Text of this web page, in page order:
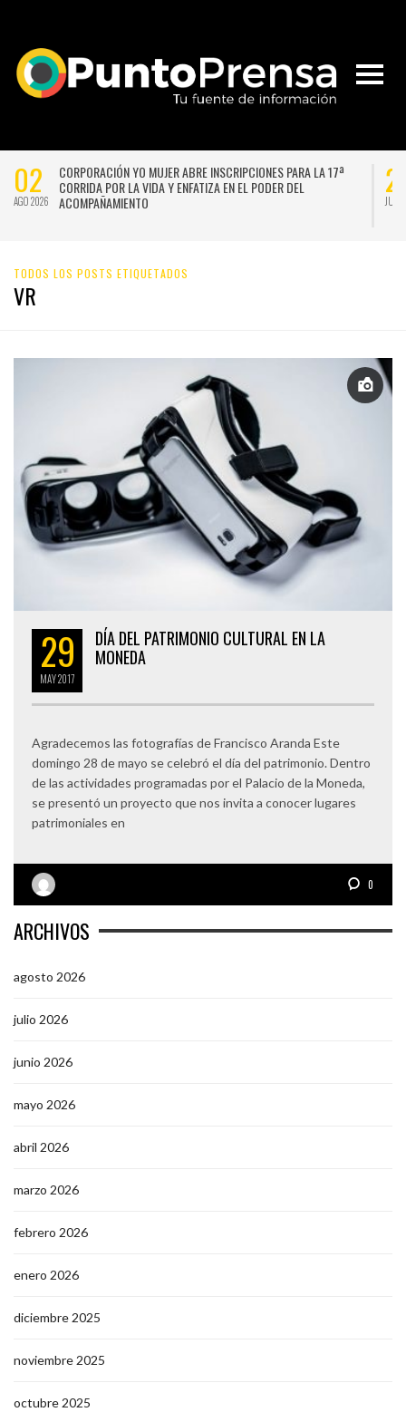
02
AGO 2026
CORPORACIÓN YO MUJER ABRE INSCRIPCIONES PARA LA 17ª
CORRIDA POR LA VIDA Y ENFATIZA EN EL PODER DEL
ACOMPAÑAMIENTO
JUL
TODOS LOS POSTS ETIQUETADOS
VR
29
MAY2017
DÍA DEL PATRIMONIO CULTURAL EN LA
MONEDA
Agradecemos las fotografías de Francisco Aranda Este
domingo 28 de mayo se celebró el día del patrimonio. Dentro
de las actividades programadas por el Palacio de la Moneda,
se presentó un proyecto que nos invita a conocer lugares
patrimoniales en
0
ARCHIVOS
agosto 2026
julio 2026
junio 2026
mayo 2026
abril 2026
marzo 2026
febrero 2026
enero 2026
diciembre 2025
noviembre 2025
octubre 2025